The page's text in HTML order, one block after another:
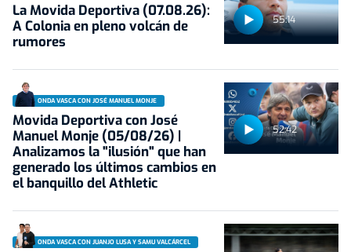
55:14
La Movida Deportiva (07.08.26):
A Colonia en pleno volcán de
rumores
52:42
ONDA VASCA CON JOSÉ MANUEL MONJE
Movida Deportiva con José
Manuel Monje (05/08/26) |
Analizamos la "ilusión" que han
generado los últimos cambios en
el banquillo del Athletic
ONDA VASCA CON JUANJO LUSA Y SAMU VALCÁRCEL